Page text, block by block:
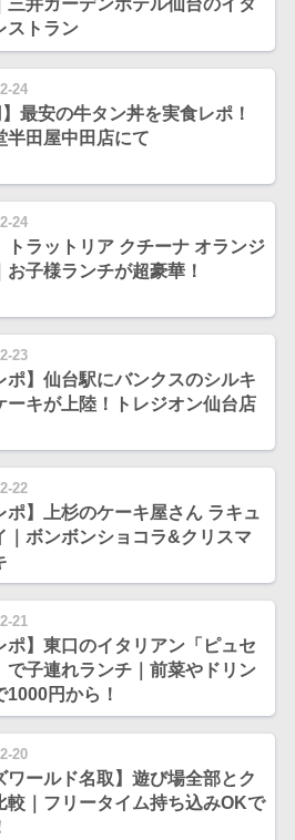
三井ガーデンホテル仙台のイタ
ストラン
24
】最安の牛タン丼を実食レポ！
半田屋中田店にて
24
トラットリア クチーナ オランジ
お子様ランチが超豪華！
23
ポ】仙台駅にバンクスのシルキ
ーキが上陸！トレジオン仙台店
22
ポ】上杉のケーキ屋さん ラキュ
｜ボンボンショコラ&クリスマ
21
ポ】東口のイタリアン「ピュセ
で子連れランチ｜前菜やドリン
1000円から！
20
ワールド名取】遊び場全部とク
較｜フリータイム持ち込みOKで